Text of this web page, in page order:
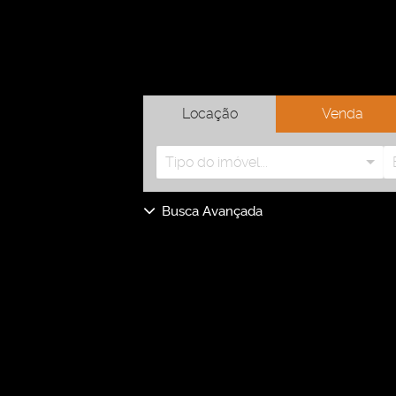
Locação Venda
Tipo do imóvel...
Busca Avançada